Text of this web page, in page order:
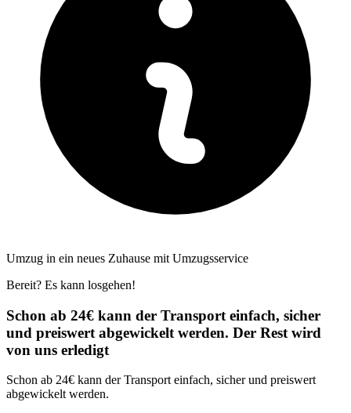
Umzug in ein neues Zuhause mit Umzugsservice
Bereit? Es kann losgehen!
Schon ab 24€ kann der Transport einfach, sicher
und preiswert abgewickelt werden. Der Rest wird
von uns erledigt
Schon ab 24€ kann der Transport einfach, sicher und preiswert
abgewickelt werden.